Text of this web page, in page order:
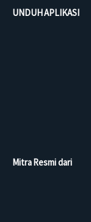
UNDUH APLIKASI
Mitra Resmi dari